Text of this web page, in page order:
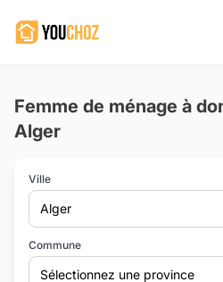
Femme de ménage à
Alger
Ville
Alger
Commune
Sélectionnez une province